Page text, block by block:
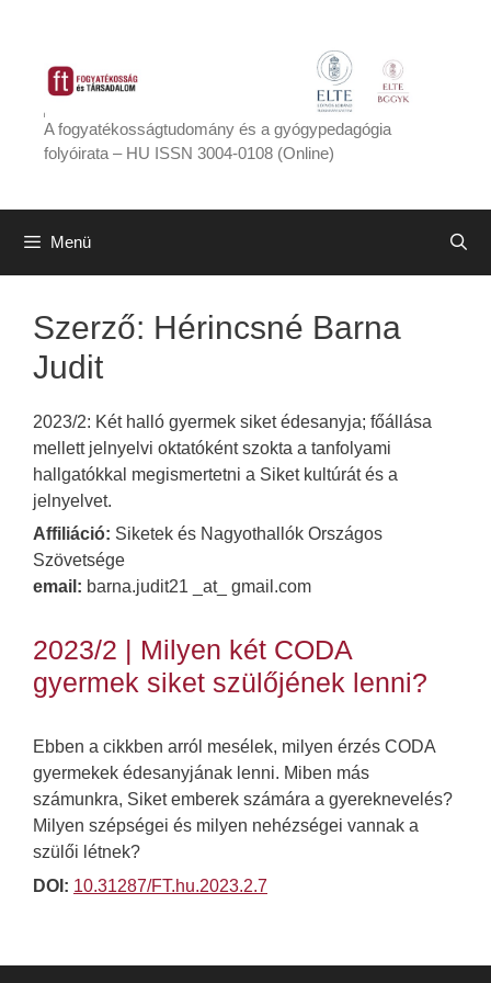
tartalomba
A fogyatékosságtudomány és a gyógypedagógia
folyóirata – HU ISSN 3004-0108 (Online)
Menü
Szerző: Hérincsné Barna
Judit
2023/2: Két halló gyermek siket édesanyja; főállása
mellett jelnyelvi oktatóként szokta a tanfolyami
hallgatókkal megismertetni a Siket kultúrát és a
jelnyelvet.
Affiliáció: Siketek és Nagyothallók Országos
Szövetsége
email: barna.judit21 _at_ gmail.com
2023/2 | Milyen két CODA
gyermek siket szülőjének lenni?
Ebben a cikkben arról mesélek, milyen érzés CODA
gyermekek édesanyjának lenni. Miben más
számunkra, Siket emberek számára a gyereknevelés?
Milyen szépségei és milyen nehézségei vannak a
szülői létnek?
DOI: 10.31287/FT.hu.2023.2.7